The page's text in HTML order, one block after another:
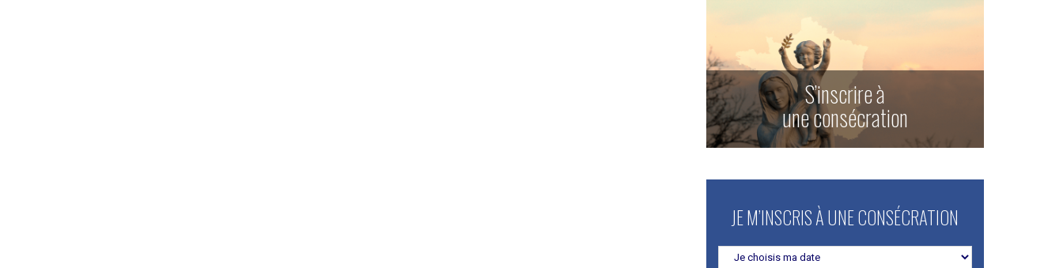
S’inscrire à
une consécration
JE M’INSCRIS À UNE CONSÉCRATION